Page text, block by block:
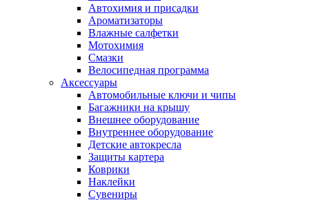
Автохимия и присадки
Ароматизаторы
Влажные салфетки
Мотохимия
Смазки
Велосипедная программа
Аксессуары
Автомобильные ключи и чипы
Багажники на крышу
Внешнее оборудование
Внутреннее оборудование
Детские автокресла
Защиты картера
Коврики
Наклейки
Сувениры